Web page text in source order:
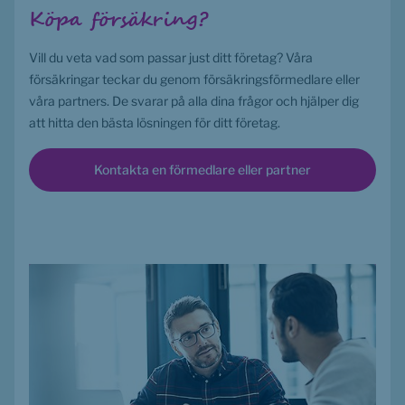
Köpa försäkring?
Vill du veta vad som passar just ditt företag? Våra
försäkringar teckar du genom försäkringsförmedlare eller
våra partners. De svarar på alla dina frågor och hjälper dig
att hitta den bästa lösningen för ditt företag.
Kontakta en förmedlare eller partner